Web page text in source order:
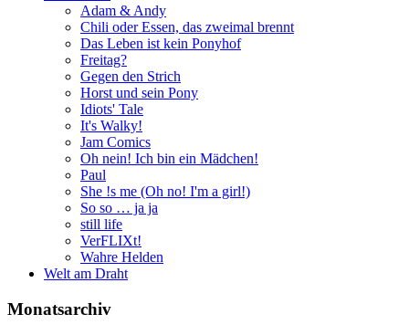
Adam & Andy
Chili oder Essen, das zweimal brennt
Das Leben ist kein Ponyhof
Freitag?
Gegen den Strich
Horst und sein Pony
Idiots' Tale
It's Walky!
Jam Comics
Oh nein! Ich bin ein Mädchen!
Paul
She !s me (Oh no! I'm a girl!)
So so … ja ja
still life
VerFLIXt!
Wahre Helden
Welt am Draht
Monatsarchiv